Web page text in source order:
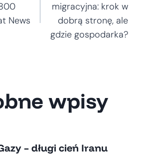
News
migracyjna: krok w
dobrą stronę, ale
gdzie gospodarka?
wpisy
– długi cień Iranu